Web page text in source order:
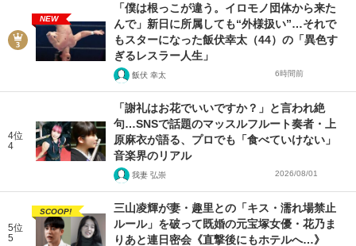
NEW
「僕は根っこが違う。イロモノ団体から来た
んで」新日に所属しても“外様扱い”…それで
もスターになった飯伏幸太（44）の「異色す
ぎるレスラー人生」
飯伏 幸太 6時間前
4位
4
「謝礼はお花でいいですか？」と言われ絶
句…SNSで話題のマッスルフルート奏者・上
原麻衣が語る、プロでも「食べていけない」
音楽界のリアル
我妻 弘崇 2026/08/01
5位
5
SCOOP!
三山凌輝が妻・趣里との「キス・濡れ場禁止
ルール」を破って既婚の元宝塚女優・花乃ま
りあと連日密会《直撃後にもホテルへ…》